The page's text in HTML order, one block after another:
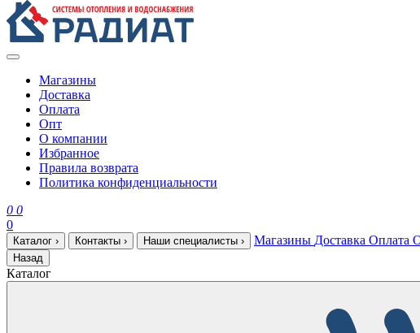
Магазины
Доставка
Оплата
Опт
О компании
Избранное
Правила возврата
Политика конфиденциальности
0 0
0
Каталог › Контакты › Наши специалисты › Магазины Доставка Оплата
Назад
Каталог